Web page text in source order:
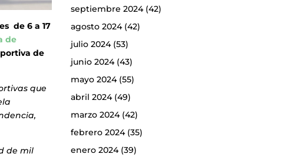
de 6 a 17
de
de
que
de mil
septiembre 2024(42)
agosto 2024(42)
julio 2024(53)
junio 2024(43)
mayo 2024(55)
abril 2024(49)
marzo 2024(42)
febrero 2024(35)
enero 2024(39)